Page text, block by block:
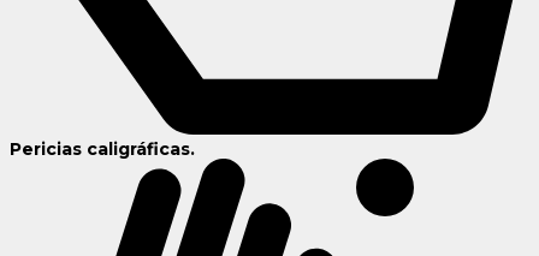
Pericias caligráficas.